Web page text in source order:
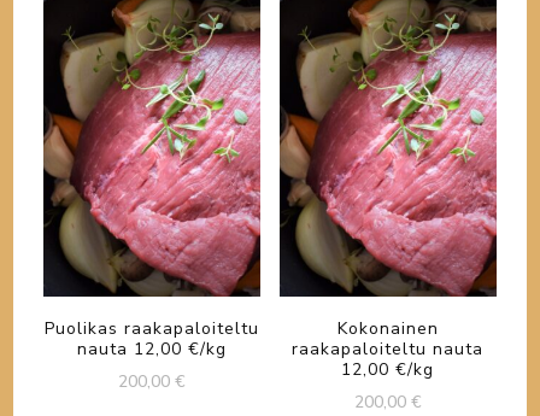
Puolikas raakapaloiteltu
nauta 12,00 €/kg
200,00€
Kokonainen
raakapaloiteltu nauta
12,00 €/kg
200,00 €